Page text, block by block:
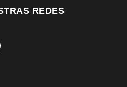
REDES